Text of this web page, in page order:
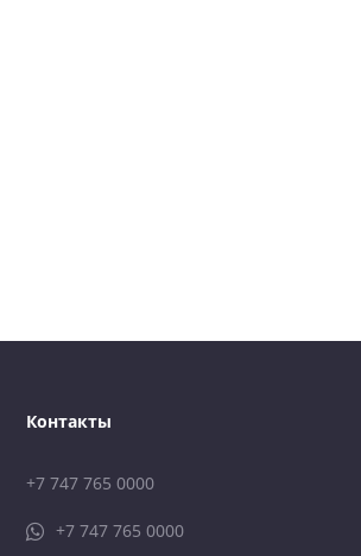
Контакты
+7 747 765 0000
+7 747 765 0000